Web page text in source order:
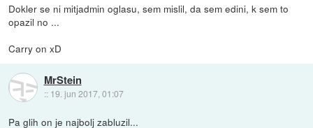
Dokler se ni mitjadmin oglasu, sem mislil, da sem edini, k sem to
opazil no ...
Carry on xD
MrStein
:: 19. jun 2017, 01:07
Pa glih on je najbolj zabluzil...